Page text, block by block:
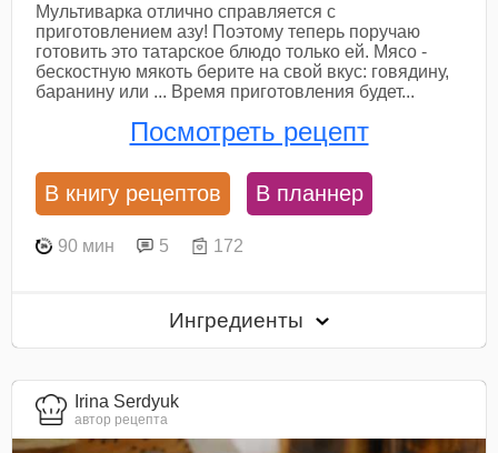
Мультиварка отлично справляется с
приготовлением азу! Поэтому теперь поручаю
готовить это татарское блюдо только ей. Мясо -
бескостную мякоть берите на свой вкус: говядину,
баранину или ... Время приготовления будет...
Посмотреть рецепт
В книгу рецептов В планнер
90 мин 5 172
Ингредиенты
Irina Serdyuk
автор рецепта